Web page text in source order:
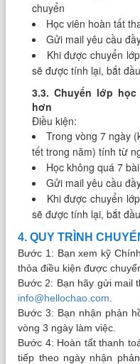
chuyển
Học viên hoàn tất
Gửi mail yêu cầu
Khi được chuyển
sẽ được tính lại, bắt
3.3. Chuyển lớp
hơn
Điều kiện:
Trong vòng 7 ngày
tết trong năm) tính từ
Học không quá 7
Gửi mail yêu cầu
Khi được chuyển
sẽ được tính lại, bắt
4. QUY TRÌNH
Bước 1: Bạn xem kỹ
thỏa điều kiện được
Bước 2: Bạn hãy gửi mail
info@hellochao.com
Bước 3: Bạn nhận phản
vòng 3 ngày làm việc.
Bước 4: Hoàn tất thanh
tiếp theo ngày nhận